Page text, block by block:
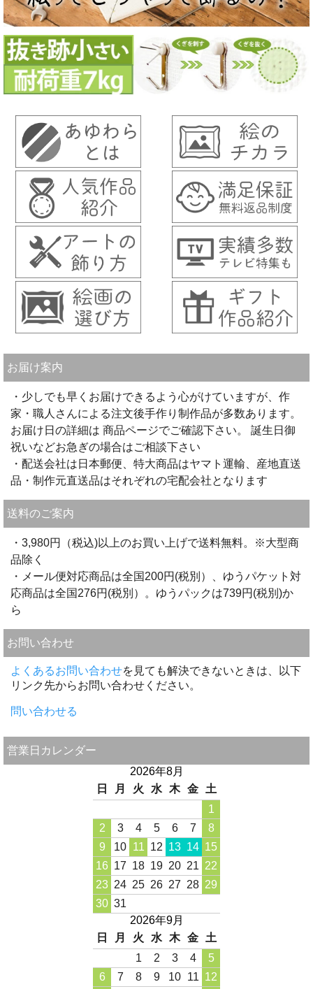
お届け案内
・少しでも早くお届けできるよう心がけていますが、作
家・職人さんによる注文後手作り制作品が多数あります。
お届け日の詳細は 商品ページでご確認下さい。 誕生日御
祝いなどお急ぎの場合はご相談下さい
・配送会社は日本郵便、特大商品はヤマト運輸、産地直送
品・制作元直送品はそれぞれの宅配会社となります
送料のご案内
・3,980円（税込)以上のお買い上げで送料無料。※大型商
品除く
・メール便対応商品は全国200円(税別）、ゆうパケット対
応商品は全国276円(税別）。ゆうパックは739円(税別)か
ら
お問い合わせ
よくあるお問い合わせを見ても解決できないときは、以下
リンク先からお問い合わせください。
問い合わせる
営業日カレンダー
2026年8月
日
月 火 水 木 金 土
1
2
3 4 5 6 7
8
9
10 11 12 13 14 15
16 17 18 19 20 21 22
23 24 25 26 27 28 29
30 31
2026年9月
日
月 火 水 木 金 土
1
2 3 4
5
6
7 8 9 10 11 12